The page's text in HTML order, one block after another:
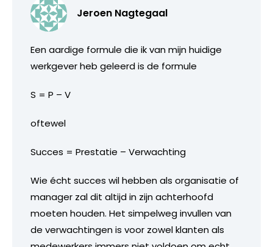
Jeroen Nagtegaal
Een aardige formule die ik van mijn huidige
werkgever heb geleerd is de formule
S = P – V
oftewel
Succes = Prestatie – Verwachting
Wie écht succes wil hebben als organisatie of
manager zal dit altijd in zijn achterhoofd
moeten houden. Het simpelweg invullen van
de verwachtingen is voor zowel klanten als